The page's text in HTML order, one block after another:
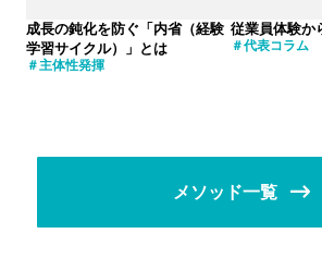
成長の鈍化を防ぐ「内省（経験
学習サイクル）」とは
主体性発揮
従業員体験か
代表コラム
メソッド一覧